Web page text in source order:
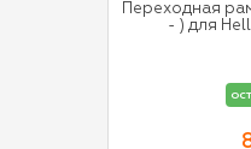
Переходная
- ) для